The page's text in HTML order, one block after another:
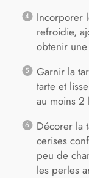
Incorporer
refroidie,
obtenir
Garnir la
tarte et
au moins 2
Décorer la
cerises
peu de
les perles